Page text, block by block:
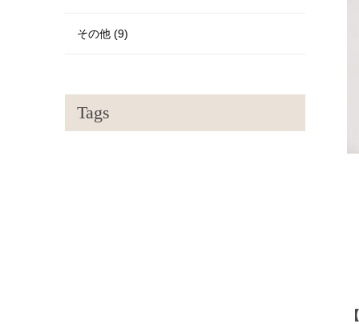
その他 (9)
Tags